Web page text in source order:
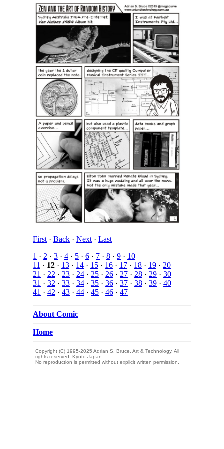
First · Back · Next · Last
1 · 2 · 3 · 4 · 5 · 6 · 7 · 8 · 9 · 10
11 · 12 · 13 · 14 · 15 · 16 · 17 · 18 · 19 · 20
21 · 22 · 23 · 24 · 25 · 26 · 27 · 28 · 29 · 30
31 · 32 · 33 · 34 · 35 · 36 · 37 · 38 · 39 · 40
41 · 42 · 43 · 44 · 45 · 46 · 47
About Comic
Home
Copyright (C) 1995-2025 Adrian S. Bruce, Art & Technology. All
rights reserved. Kyoto Japan.
No reproduction is permitted without explicit written permission.